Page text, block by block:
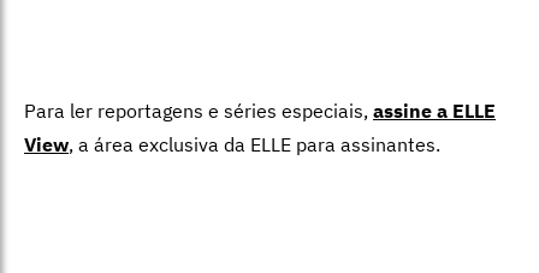
Para ler reportagens e séries especiais, assine a ELLE
View, a área exclusiva da ELLE para assinantes.